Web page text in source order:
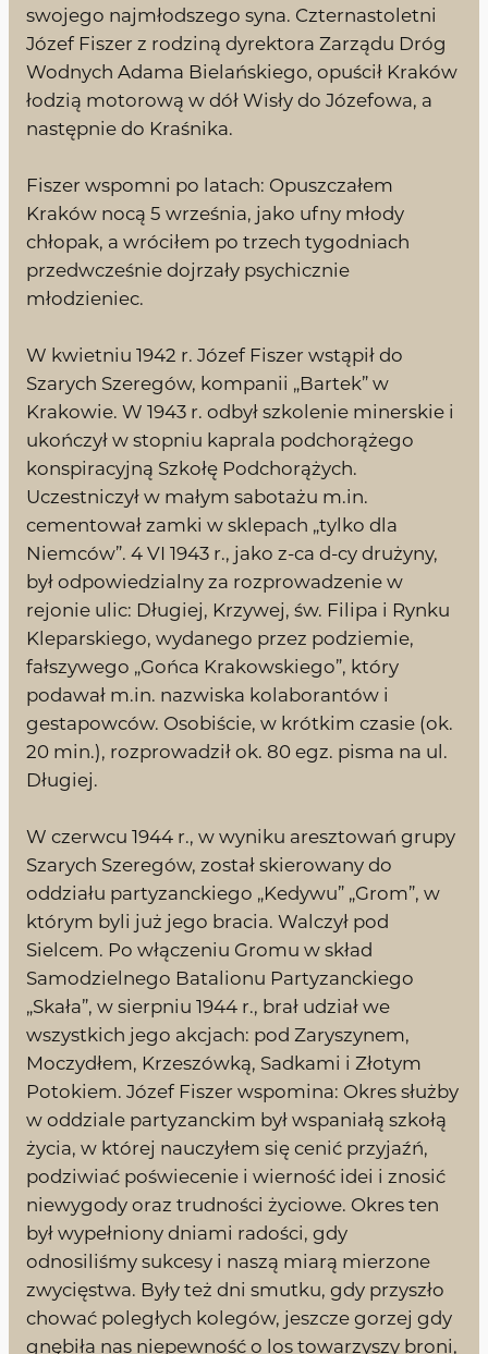
swojego najmłodszego syna. Czternastoletni
Józef Fiszer z rodziną dyrektora Zarządu Dróg
Wodnych Adama Bielańskiego, opuścił Kraków
łodzią motorową w dół Wisły do Józefowa, a
następnie do Kraśnika.
Fiszer wspomni po latach: Opuszczałem
Kraków nocą 5 września, jako ufny młody
chłopak, a wróciłem po trzech tygodniach
przedwcześnie dojrzały psychicznie
młodzieniec.
W kwietniu 1942 r. Józef Fiszer wstąpił do
Szarych Szeregów, kompanii „Bartek” w
Krakowie. W 1943 r. odbył szkolenie minerskie i
ukończył w stopniu kaprala podchorążego
konspiracyjną Szkołę Podchorążych.
Uczestniczył w małym sabotażu m.in.
cementował zamki w sklepach „tylko dla
Niemców”. 4 VI 1943 r., jako z-ca d-cy drużyny,
był odpowiedzialny za rozprowadzenie w
rejonie ulic: Długiej, Krzywej, św. Filipa i Rynku
Kleparskiego, wydanego przez podziemie,
fałszywego „Gońca Krakowskiego”, który
podawał m.in. nazwiska kolaborantów i
gestapowców. Osobiście, w krótkim czasie (ok.
20 min.), rozprowadził ok. 80 egz. pisma na ul.
Długiej.
W czerwcu 1944 r., w wyniku aresztowań grupy
Szarych Szeregów, został skierowany do
oddziału partyzanckiego „Kedywu” „Grom”, w
którym byli już jego bracia. Walczył pod
Sielcem. Po włączeniu Gromu w skład
Samodzielnego Batalionu Partyzanckiego
„Skała”, w sierpniu 1944 r., brał udział we
wszystkich jego akcjach: pod Zaryszynem,
Moczydłem, Krzeszówką, Sadkami i Złotym
Potokiem. Józef Fiszer wspomina: Okres służby
w oddziale partyzanckim był wspaniałą szkołą
życia, w której nauczyłem się cenić przyjaźń,
podziwiać poświecenie i wierność idei i znosić
niewygody oraz trudności życiowe. Okres ten
był wypełniony dniami radości, gdy
odnosiliśmy sukcesy i naszą miarą mierzone
zwycięstwa. Były też dni smutku, gdy przyszło
chować poległych kolegów, jeszcze gorzej gdy
gnębiła nas niepewność o los towarzyszy broni,